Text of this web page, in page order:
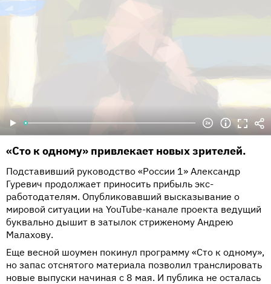
«Сто к одному» привлекает новых зрителей.
Подставивший руководство «России 1» Александр
Гуревич продолжает приносить прибыль экс-
работодателям. Опубликовавший высказывание о
мировой ситуации на YouTube-канале проекта ведущий
буквально дышит в затылок стриженому Андрею
Малахову.
Еще весной шоумен покинул программу «Сто к одному»,
но запас отснятого материала позволил транслировать
новые выпуски начиная с 8 мая. И публика не осталась